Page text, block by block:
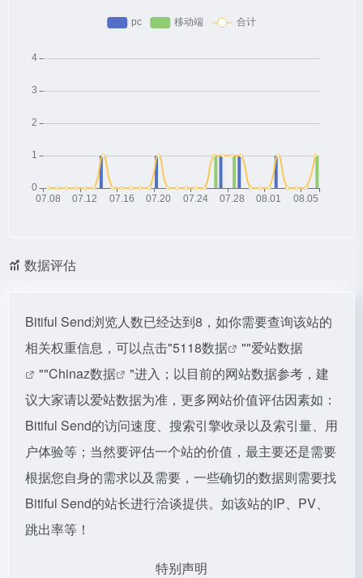
数据评估
Bitiful Send浏览人数已经达到8，如你需要查询该站的
相关权重信息，可以点击"5118数据 ""爱站数据
""Chinaz数据
"进入；以目前的网站数据参考，建
议大家请以爱站数据为准，更多网站价值评估因素如：
Bitiful Send的访问速度、搜索引擎收录以及索引量、用
户体验等；当然要评估一个站的价值，最主要还是需要
根据您自身的需求以及需要，一些确切的数据则需要找
Bitiful Send的站长进行洽谈提供。如该站的IP、PV、
跳出率等！
特别声明